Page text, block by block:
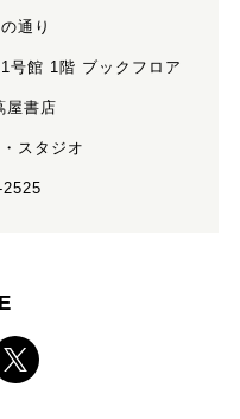
通り
号館 1階 ブックフロア
屋書店
スタジオ